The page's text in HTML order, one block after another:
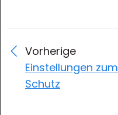
Vorherige
Einstellungen zum
Schutz